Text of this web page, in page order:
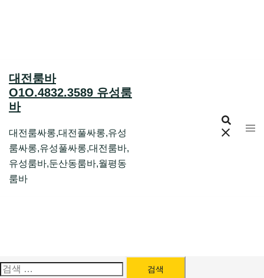
대전룸바
O1O.4832.3589 유성룸
바
대전룸싸롱,대전풀싸롱,유성
룸싸롱,유성풀싸롱,대전룸바,
유성룸바,둔산동룸바,월평동
룸바
검